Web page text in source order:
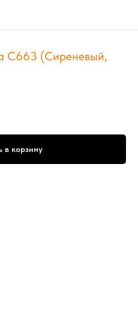
С663 (Сиреневый,
в корзину